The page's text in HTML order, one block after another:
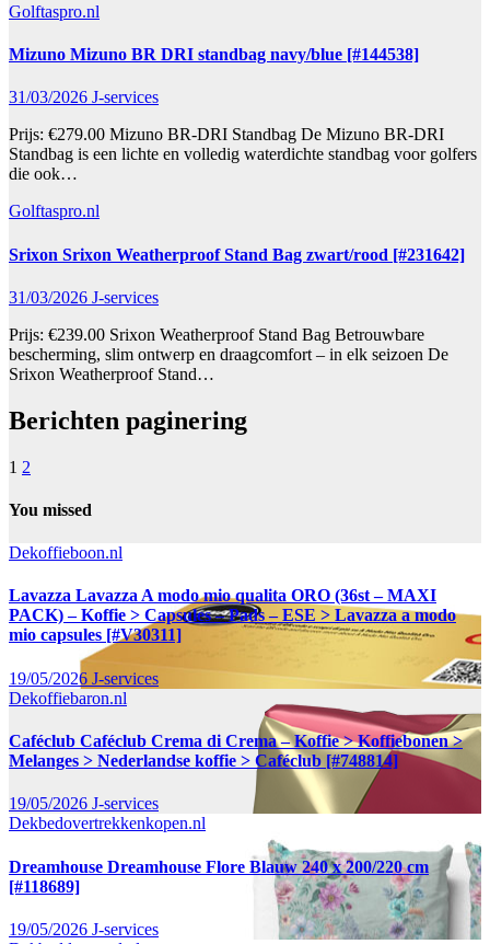
Golftaspro.nl
Mizuno Mizuno BR DRI standbag navy/blue [#144538]
31/03/2026 J-services
Prijs: €279.00 Mizuno BR-DRI Standbag De Mizuno BR-DRI
Standbag is een lichte en volledig waterdichte standbag voor golfers
die ook…
Golftaspro.nl
Srixon Srixon Weatherproof Stand Bag zwart/rood [#231642]
31/03/2026 J-services
Prijs: €239.00 Srixon Weatherproof Stand Bag Betrouwbare
bescherming, slim ontwerp en draagcomfort – in elk seizoen De
Srixon Weatherproof Stand…
Berichten paginering
1 2
You missed
Dekoffieboon.nl
Lavazza Lavazza A modo mio qualita ORO (36st – MAXI
PACK) – Koffie > Capsules – Pads – ESE > Lavazza a modo
mio capsules [#V30311]
19/05/2026 J-services
Dekoffiebaron.nl
Caféclub Caféclub Crema di Crema – Koffie > Koffiebonen >
Melanges > Nederlandse koffie > Caféclub [#748814]
19/05/2026 J-services
Dekbedovertrekkenkopen.nl
Dreamhouse Dreamhouse Flore Blauw 240 x 200/220 cm
[#118689]
19/05/2026 J-services